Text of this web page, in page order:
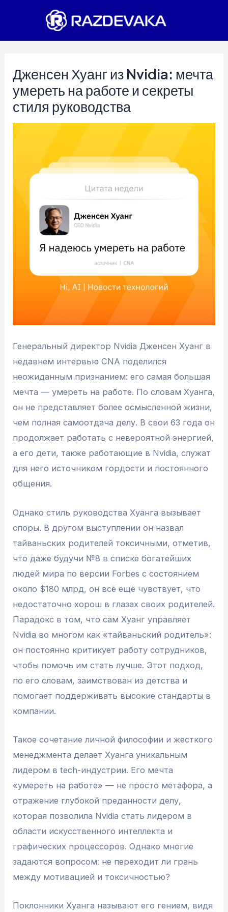
Дженсен Хуанг из Nvidia: мечта
умереть на работе и секреты
стиля руководства
Генеральный директор Nvidia Дженсен Хуанг в
недавнем интервью CNA поделился
неожиданным признанием: его самая большая
мечта — умереть на работе. По словам Хуанга,
он не представляет более осмысленной жизни,
чем полная самоотдача делу. В свои 63 года он
продолжает работать с невероятной энергией,
а его дети, также работающие в Nvidia, служат
для него источником гордости и постоянного
общения.
Однако стиль руководства Хуанга вызывает
споры. В другом выступлении он назвал
тайваньских родителей токсичными, отметив,
что даже будучи №8 в списке богатейших
людей мира по версии Forbes с состоянием
около $180 млрд, он всё ещё чувствует, что
недостаточно хорош в глазах своих родителей.
Парадокс в том, что сам Хуанг управляет
Nvidia во многом как «тайваньский родитель»:
он постоянно критикует работу сотрудников,
чтобы помочь им стать лучше. Этот подход,
по его словам, заимствован из детства и
помогает поддерживать высокие стандарты в
компании.
Такое сочетание личной философии и жесткого
менеджмента делает Хуанга уникальным
лидером в tech-индустрии. Его мечта
«умереть на работе» — не просто метафора, а
отражение глубокой преданности делу,
которая позволила Nvidia стать лидером в
области искусственного интеллекта и
графических процессоров. Однако многие
задаются вопросом: не переходит ли грань
между мотивацией и токсичностью?
Поклонники Хуанга называют его гением, видя